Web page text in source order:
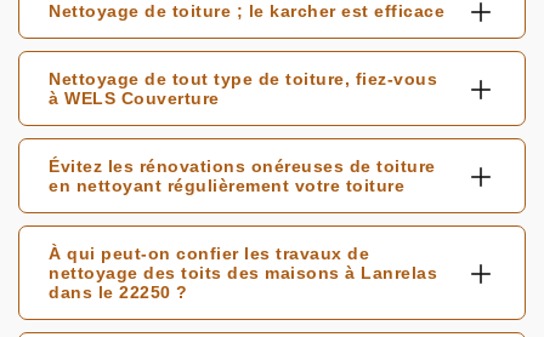
Nettoyage de toiture ; le karcher est efficace
Nettoyage de tout type de toiture, fiez-vous
à WELS Couverture
Évitez les rénovations onéreuses de toiture
en nettoyant régulièrement votre toiture
À qui peut-on confier les travaux de
nettoyage des toits des maisons à Lanrelas
dans le 22250 ?